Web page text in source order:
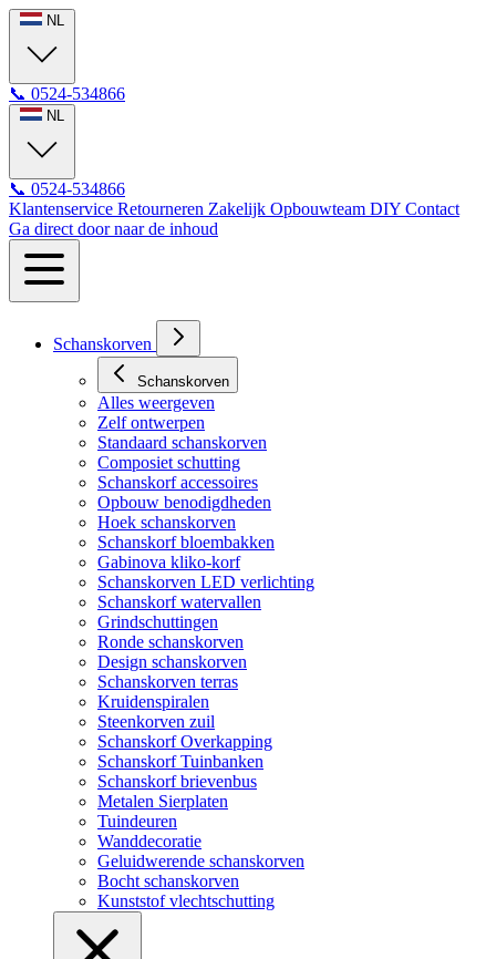
NL
📞 0524-534866
NL
📞 0524-534866
Klantenservice Retourneren Zakelijk Opbouwteam DIY Contact
Ga direct door naar de inhoud
Schanskorven
Schanskorven
Alles weergeven
Zelf ontwerpen
Standaard schanskorven
Composiet schutting
Schanskorf accessoires
Opbouw benodigdheden
Hoek schanskorven
Schanskorf bloembakken
Gabinova kliko-korf
Schanskorven LED verlichting
Schanskorf watervallen
Grindschuttingen
Ronde schanskorven
Design schanskorven
Schanskorven terras
Kruidenspiralen
Steenkorven zuil
Schanskorf Overkapping
Schanskorf Tuinbanken
Schanskorf brievenbus
Metalen Sierplaten
Tuindeuren
Wanddecoratie
Geluidwerende schanskorven
Bocht schanskorven
Kunststof vlechtschutting